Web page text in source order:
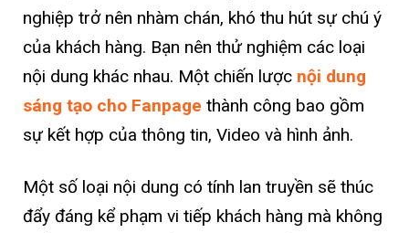
nghiệp trở nên nhàm chán, khó thu hút sự chú ý
của khách hàng. Bạn nên thử nghiệm các loại
nội dung khác nhau. Một chiến lược nội dung
sáng tạo cho Fanpage thành công bao gồm
sự kết hợp của thông tin, Video và hình ảnh.
Một số loại nội dung có tính lan truyền sẽ thúc
đẩy đáng kể phạm vi tiếp khách hàng mà không